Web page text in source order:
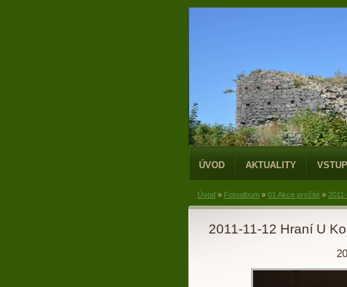
ÚVOD AKTUALITY VSTUP
Úvod » Fotoalbum » 01 Akce prožité »
2011-11-12 Hraní U